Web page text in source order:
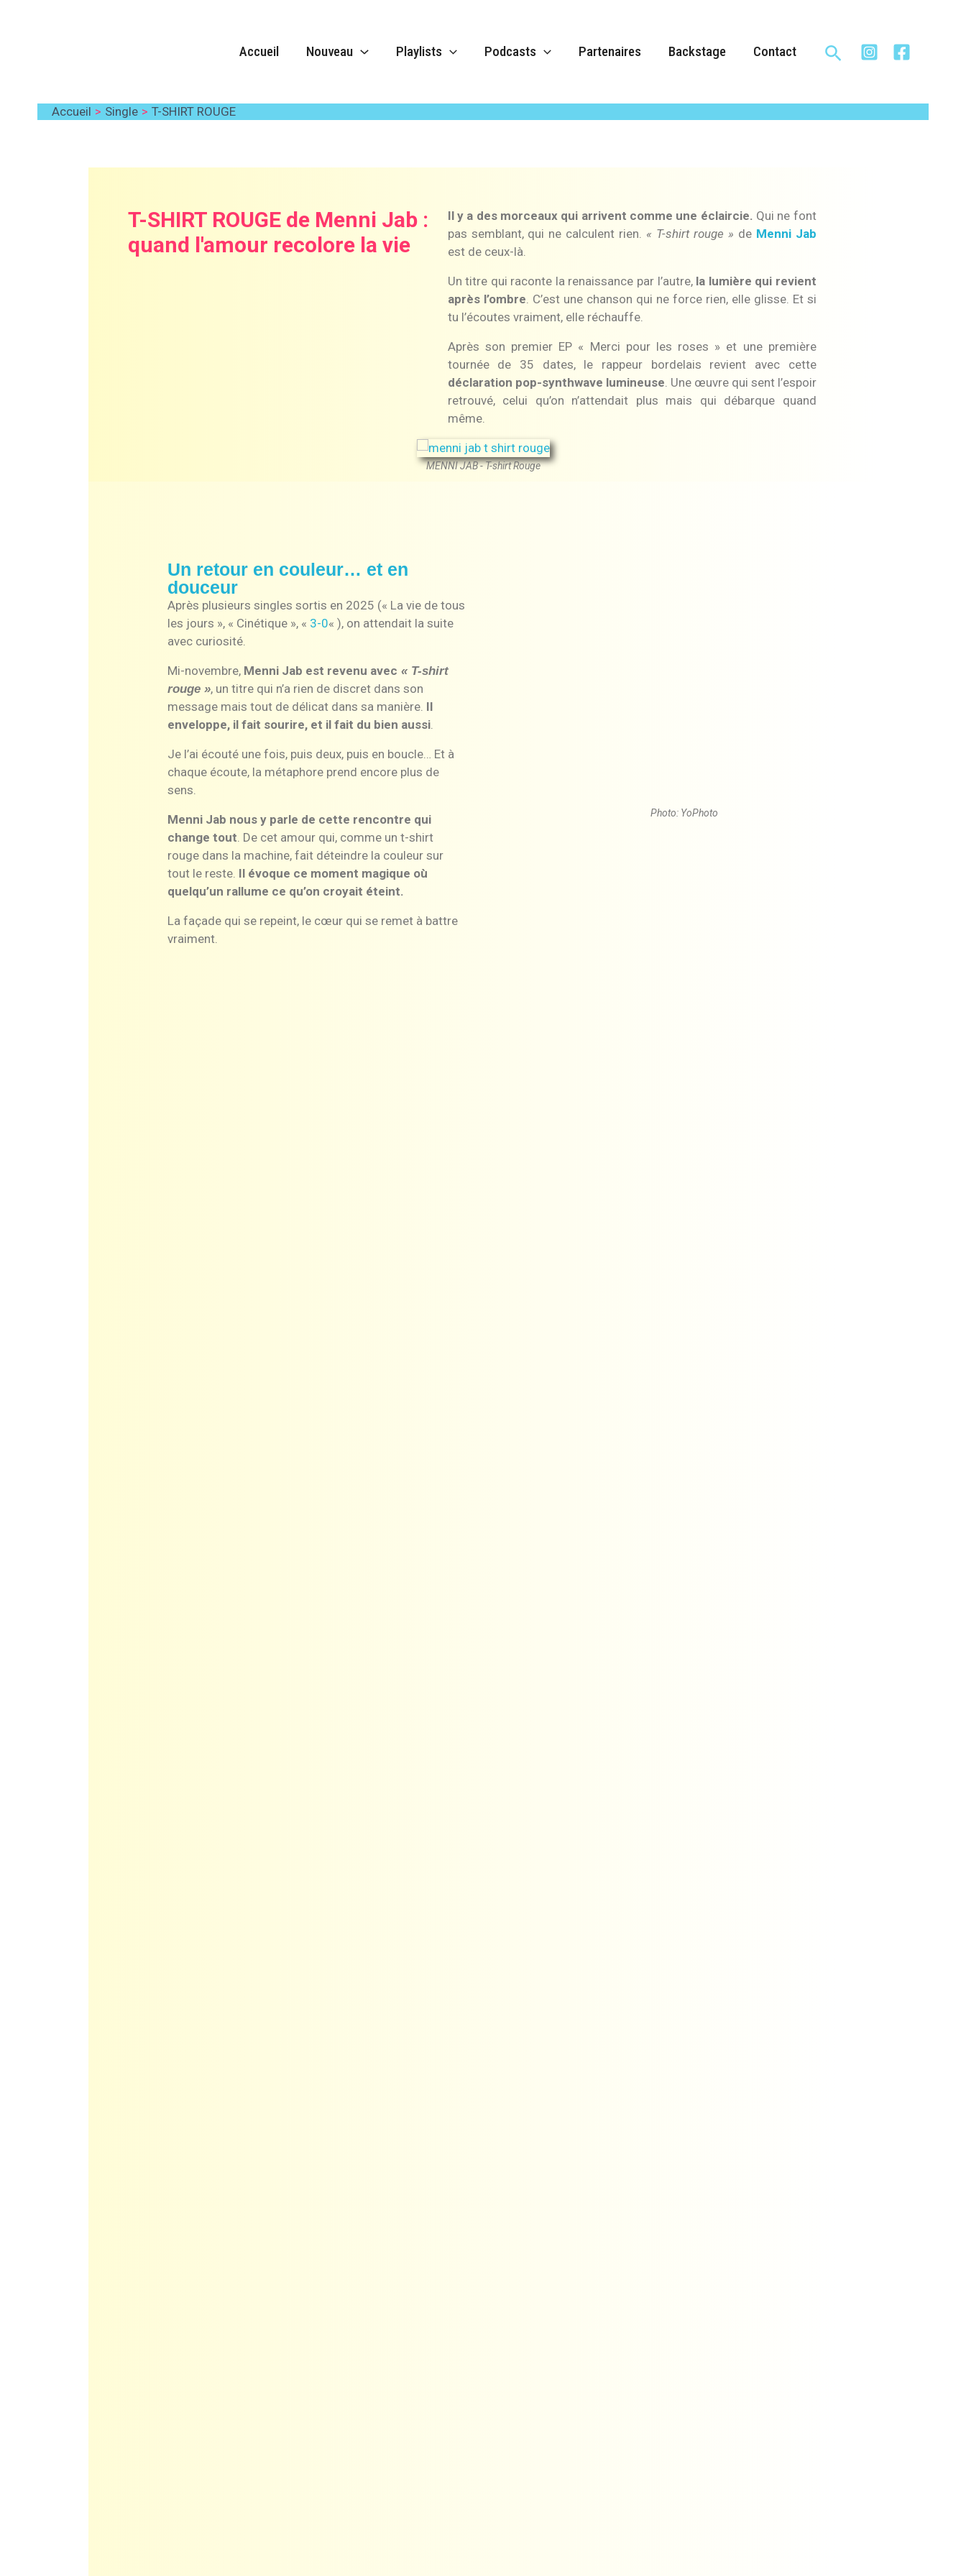
Accueil Nouveau Playlists Podcasts Partenaires Backstage Contact Rechercher
Accueil Single T-SHIRT ROUGE
T-SHIRT ROUGE de Menni Jab :
quand l'amour recolore la vie
Il y a des morceaux qui arrivent comme une éclaircie. Qui ne font
pas semblant, qui ne calculent rien. « T-shirt rouge » de Menni Jab
est de ceux-là.
Un titre qui raconte la renaissance par l’autre, la lumière qui revient
après l’ombre . C’est une chanson qui ne force rien, elle glisse. Et si
tu l’écoutes vraiment, elle réchauffe.
Après son premier EP « Merci pour les roses » et une première
tournée de 35 dates, le rappeur bordelais revient avec cette
déclaration pop-synthwave lumineuse . Une œuvre qui sent l’espoir
retrouvé, celui qu’on n’attendait plus mais qui débarque quand
même.
MENNI JAB - T-shirt Rouge
Un retour en couleur… et en
douceur
Après plusieurs singles sortis en 2025 (« La vie de tous
les jours », « Cinétique », « 3-0« ), on attendait la suite
avec curiosité.
Mi-novembre,Menni Jab est revenu avec « T-shirt
rouge », un titre qui n’a rien de discret dans son
message mais tout de délicat dans sa manière. Il
enveloppe, il fait sourire, et il fait du bien aussi.
Je l’ai écouté une fois, puis deux, puis en boucle… Et à
chaque écoute, la métaphore prend encore plus de
sens.
Menni Jab nous y parle de cette rencontre qui
change tout . De cet amour qui, comme un t-shirt
rouge dans la machine, fait déteindre la couleur sur
tout le reste. Il évoque ce moment magique où
quelqu’un rallume ce qu’on croyait éteint.
La façade qui se repeint, le cœur qui se remet à battre
vraiment.
Photo: YoPhoto